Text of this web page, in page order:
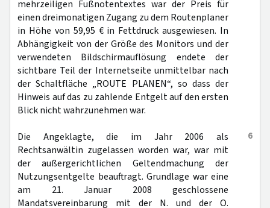
mehrzeiligen Fußnotentextes war der Preis für
einen dreimonatigen Zugang zu dem Routenplaner
in Höhe von 59,95 € in Fettdruck ausgewiesen. In
Abhängigkeit von der Größe des Monitors und der
verwendeten Bildschirmauflösung endete der
sichtbare Teil der Internetseite unmittelbar nach
der Schaltfläche „ROUTE PLANEN“, so dass der
Hinweis auf das zu zahlende Entgelt auf den ersten
Blick nicht wahrzunehmen war.
6
Die Angeklagte, die im Jahr 2006 als
Rechtsanwältin zugelassen worden war, war mit
der außergerichtlichen Geltendmachung der
Nutzungsentgelte beauftragt. Grundlage war eine
am 21. Januar 2008 geschlossene
Mandatsvereinbarung mit der N. und der O.